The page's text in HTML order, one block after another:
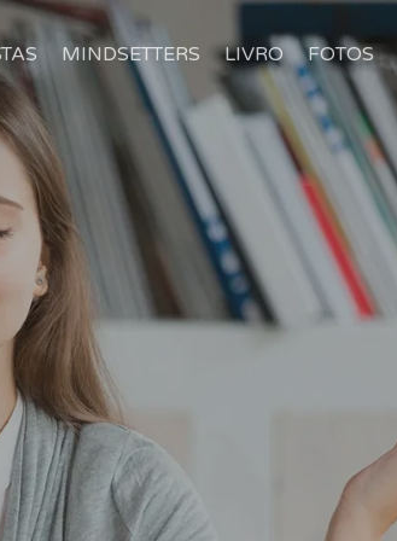
MINDSETTERS LIVRO FOTOS